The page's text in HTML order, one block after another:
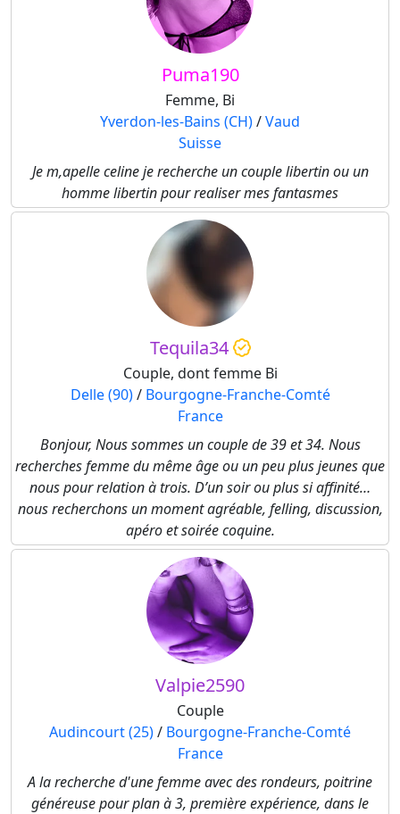
Puma190
Femme, Bi
Yverdon-les-Bains (CH)/Vaud
Suisse
Je m,apelle celine je recherche un couple libertin ou un
homme libertin pour realiser mes fantasmes
Tequila34
Couple, dont femme Bi
Delle (90)/ Bourgogne-Franche-Comté
France
Bonjour, Nous sommes un couple de 39 et 34. Nous
recherches femme du même âge ou un peu plus jeunes que
nous pour relation à trois. D’un soir ou plus si affinité…
nous recherchons un moment agréable, felling, discussion,
apéro et soirée coquine.
Valpie2590
Couple
Audincourt (25)/ Bourgogne-Franche-Comté
France
A la recherche d'une femme avec des rondeurs, poitrine
généreuse pour plan à 3, première expérience, dans le